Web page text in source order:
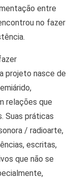
entre
no fazer
projeto nasce de
relações que
Suas práticas
/ radioarte,
escritas,
que não se